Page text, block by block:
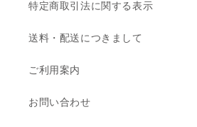
特定商取引法に関する表示
送料・配送につきまして
ご利用案内
お問い合わせ